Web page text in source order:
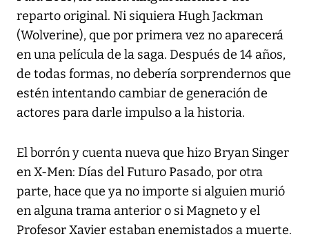
reparto original. Ni siquiera Hugh Jackman
(Wolverine), que por primera vez no aparecerá
en una película de la saga. Después de 14 años,
de todas formas, no debería sorprendernos que
estén intentando cambiar de generación de
actores para darle impulso a la historia.
El borrón y cuenta nueva que hizo Bryan Singer
en X-Men: Días del Futuro Pasado, por otra
parte, hace que ya no importe si alguien murió
en alguna trama anterior o si Magneto y el
Profesor Xavier estaban enemistados a muerte.